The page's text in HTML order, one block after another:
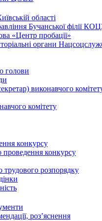
області
Бучанської філії
«Центр пробації»
органи
голови
виконавчого
комітету
конкурсу
конкурсу
розпорядку
роз’яснення